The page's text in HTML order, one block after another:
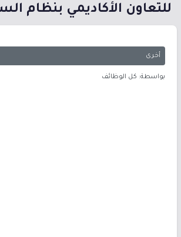
للتعاون الأكاديمي بنظام الساعات
أخرى
بواسطة: كل الوظائف